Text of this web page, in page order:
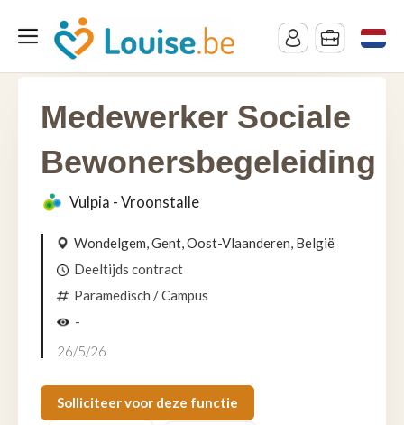
Medewerker Sociale
Bewonersbegeleiding
Vulpia - Vroonstalle
Wondelgem, Gent, Oost-Vlaanderen, België
Deeltijds contract
Paramedisch / Campus
-
26/5/26
Solliciteer voor deze functie